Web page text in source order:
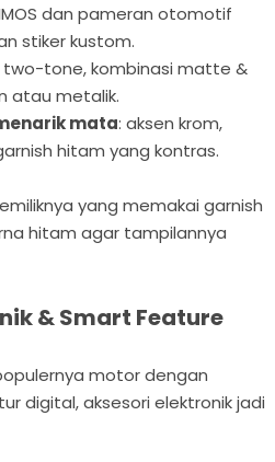
dan pameran otomotif
stiker kustom.
two-tone, kombinasi matte &
atau metalik.
mata: aksen krom,
hitam yang kontras.
yang memakai garnish
hitam agar tampilannya
& Smart Feature
motor dengan
digital, aksesori elektronik jadi